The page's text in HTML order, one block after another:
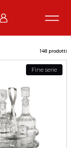
148 prodotti
Fine serie